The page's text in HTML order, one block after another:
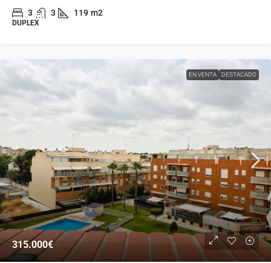
3 3 119 m2
DUPLEX
EN VENTA DESTACADO
315.000€